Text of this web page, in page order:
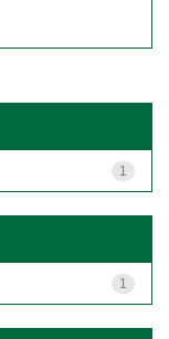
1
1